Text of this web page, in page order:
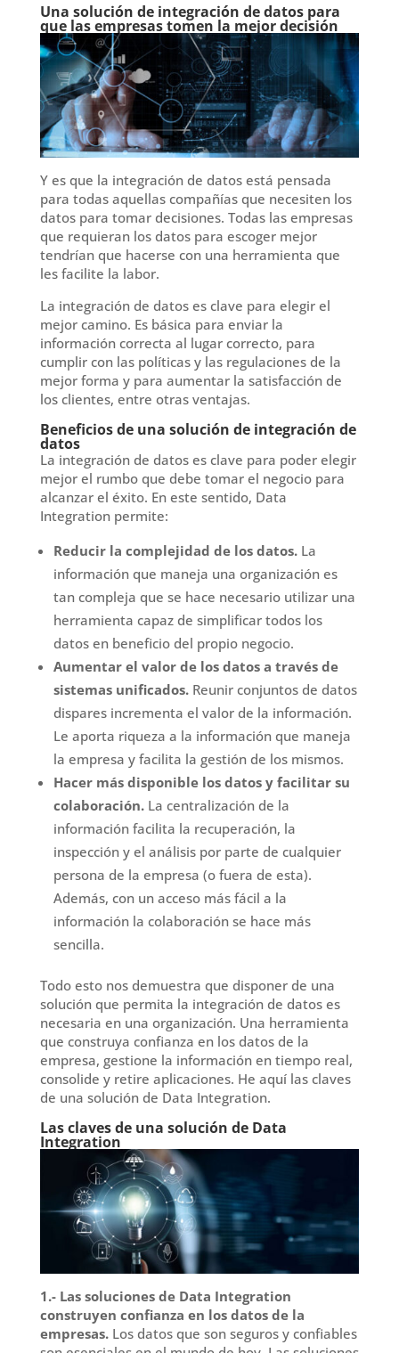
Una solución de integración de datos para
que las empresas tomen la mejor decisión
Y es que la integración de datos está pensada
para todas aquellas compañías que necesiten los
datos para tomar decisiones. Todas las empresas
que requieran los datos para escoger mejor
tendrían que hacerse con una herramienta que
les facilite la labor.
La integración de datos es clave para elegir el
mejor camino. Es básica para enviar la
información correcta al lugar correcto, para
cumplir con las políticas y las regulaciones de la
mejor forma y para aumentar la satisfacción de
los clientes, entre otras ventajas.
Beneficios de una solución de integración de
datos
La integración de datos es clave para poder elegir
mejor el rumbo que debe tomar el negocio para
alcanzar el éxito. En este sentido, Data
Integration permite:
Reducir la complejidad de los datos. La
información que maneja una organización es
tan compleja que se hace necesario utilizar una
herramienta capaz de simplificar todos los
datos en beneficio del propio negocio.
Aumentar el valor de los datos a través de
sistemas unificados.Reunir conjuntos de datos
dispares incrementa el valor de la información.
Le aporta riqueza a la información que maneja
la empresa y facilita la gestión de los mismos.
Hacer más disponible los datos y facilitar su
colaboración. La centralización de la
información facilita la recuperación, la
inspección y el análisis por parte de cualquier
persona de la empresa (o fuera de esta).
Además, con un acceso más fácil a la
información la colaboración se hace más
sencilla.
Todo esto nos demuestra que disponer de una
solución que permita la integración de datos es
necesaria en una organización. Una herramienta
que construya confianza en los datos de la
empresa, gestione la información en tiempo real,
consolide y retire aplicaciones. He aquí las claves
de una solución de Data Integration.
Las claves de una solución de Data
Integration
1.- Las soluciones de Data Integration
construyen confianza en los datos de la
empresas. Los datos que son seguros y confiables